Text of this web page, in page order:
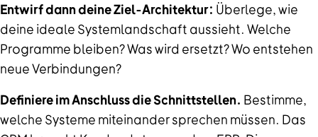
Entwirf dann deine Ziel-Architektur: Überlege, wie
deine ideale Systemlandschaft aussieht. Welche
Programme bleiben? Was wird ersetzt? Wo entstehen
neue Verbindungen?
Definiere im Anschluss die Schnittstellen. Bestimme,
welche Systeme miteinander sprechen müssen. Das